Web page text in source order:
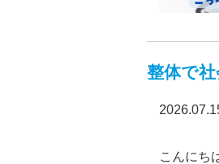
整体で
こんにち